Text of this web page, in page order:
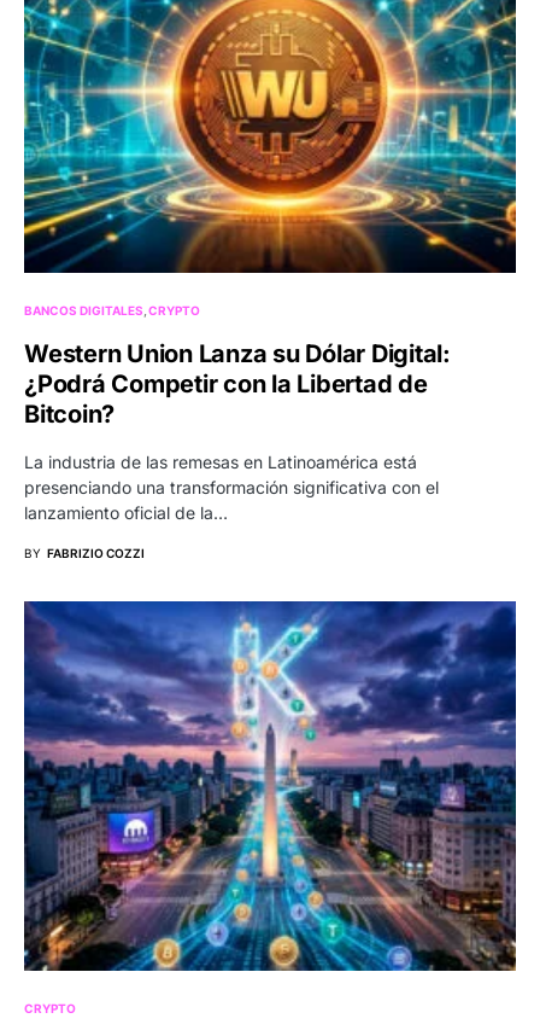
BANCOS DIGITALES CRYPTO
Western Union Lanza su Dólar Digital:
¿Podrá Competir con la Libertad de
Bitcoin?
La industria de las remesas en Latinoamérica está
presenciando una transformación significativa con el
lanzamiento oficial de la…
BY FABRIZIO COZZI
CRYPTO